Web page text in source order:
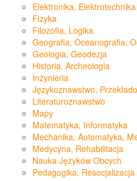
Elektronika, Elektrotechnika
Fizyka
Filozofia, Logika
Geografia, Oceanografia,
Geologia, Geodezja
Historia, Archeologia
Inżynieria
Językoznawstwo,
Literaturoznawstwo
Mapy
Matematyka, Informatyka
Mechanika, Automatyka,
Medycyna, Rehabilitacja
Nauka Języków Obcych
Pedagogika, Resocjalizacja